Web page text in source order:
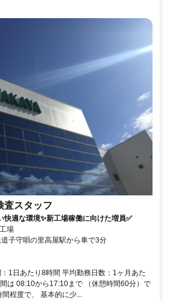
査スタッフ
適な環境✨新工場稼働に向けた増員✅
場
子守唄の里高屋駅から車で3分
1日あたり8時間 平均勤務日数：1ヶ月あた
は 08:10から17:10まで （休憩時間60分）で
程度で、 基本的に少...